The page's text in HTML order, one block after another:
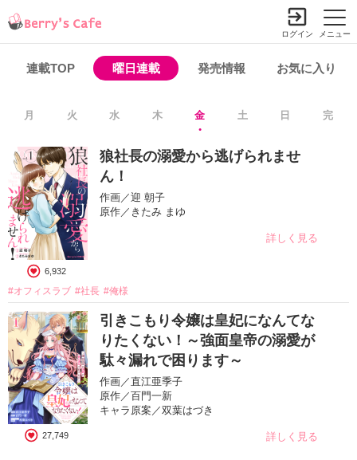
メニュー
ログイン
連載TOP 曜日連載 発売情報 お気に入り
月 火 水 木 金 土 日 完
6,932
狼社長の溺愛から逃げられませ
ん！
作画／迎 朝子
原作／きたみ まゆ
詳しく見る
#オフィスラブ #社長 #俺様
27,749
引きこもり令嬢は皇妃になんてな
りたくない！～強面皇帝の溺愛が
駄々漏れで困ります～
作画／直江亜季子
原作／百門一新
キャラ原案／双葉はづき
詳しく見る